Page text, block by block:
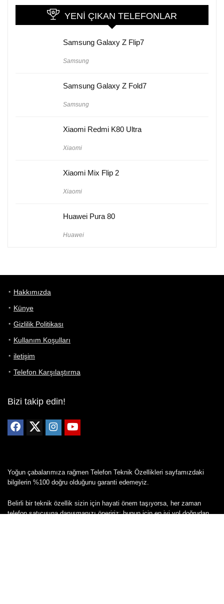
YENI ÇIKAN TELEFONLAR
Samsung Galaxy Z Flip7
Samsung
Samsung Galaxy Z Fold7
Samsung
Xiaomi Redmi K80 Ultra
Xiaomi
Xiaomi Mix Flip 2
Xiaomi
Huawei Pura 80
Huawei
Hakkımızda
Künye
Gizlilik Politikası
Kullanım Koşulları
iletişim
Telefon Karşılaştırma
Bizi takip edin!
Yoğun çabalarımıza rağmen Telefon Teknik Özellikleri sayfamızdaki
bilgilerin %100 doğru olduğunu garanti edemeyiz.
Belirli bir teknik özellik sizin için hayati önem taşıyorsa, her zaman
telefon satıcısına danışmanızı öneririz; bunun için en iyi yol doğrudan